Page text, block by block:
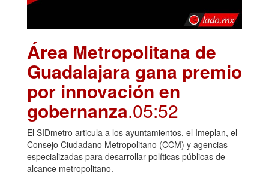
Área Metropolitana de
Guadalajara gana premio
por innovación en
gobernanza.05:52
El SIDmetro articula a los ayuntamientos, el Imeplan, el
Consejo Ciudadano Metropolitano (CCM) y agencias
especializadas para desarrollar políticas públicas de
alcance metropolitano.